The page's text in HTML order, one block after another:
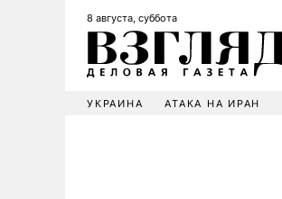
8 августа, суббота
УКРАИНА АТАКА НА ИРАН